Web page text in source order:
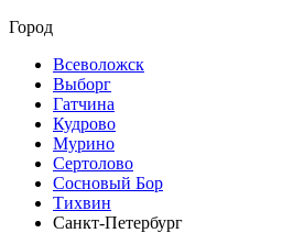
Город
Всеволожск
Выборг
Гатчина
Кудрово
Мурино
Сертолово
Сосновый Бор
Тихвин
Санкт-Петербург